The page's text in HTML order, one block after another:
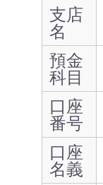
支店
名
預金
科目
口座
番号
口座
名義